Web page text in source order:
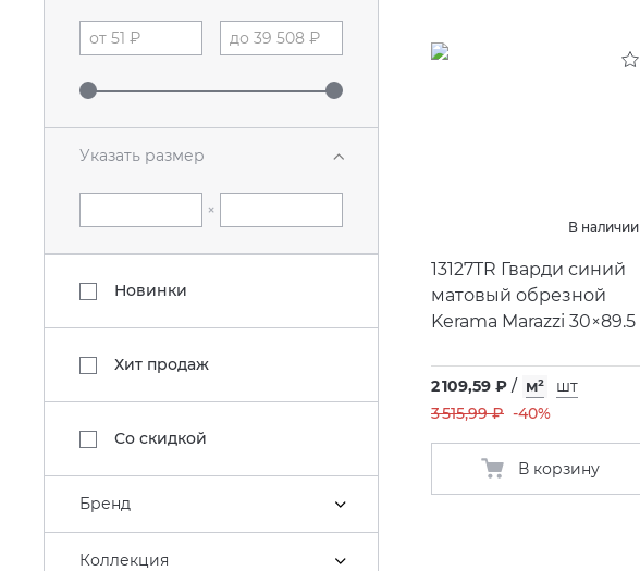
Указать размер
×
Новинки
Хит продаж
Со скидкой
Бренд
Коллекция
В наличии
13127TR Гварди синий
матовый обрезной
Kerama Marazzi 30×89.5
2 109,59 ₽ / м²
шт
3 515,99 ₽ -40%
В корзину